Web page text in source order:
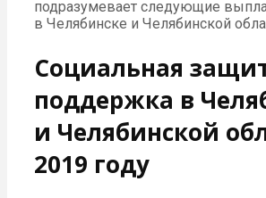
подразумевает следующие
в Челябинске и Челябинской
Социальная
поддержка в
и Челябинской
2019 году